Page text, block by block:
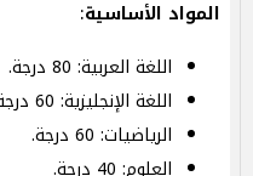
المواد الأساسية:
اللغة العربية: 80 درجة.
اللغة الإنجليزية: 60 درجة.
الرياضيات: 60 درجة.
العلوم: 40 درجة.